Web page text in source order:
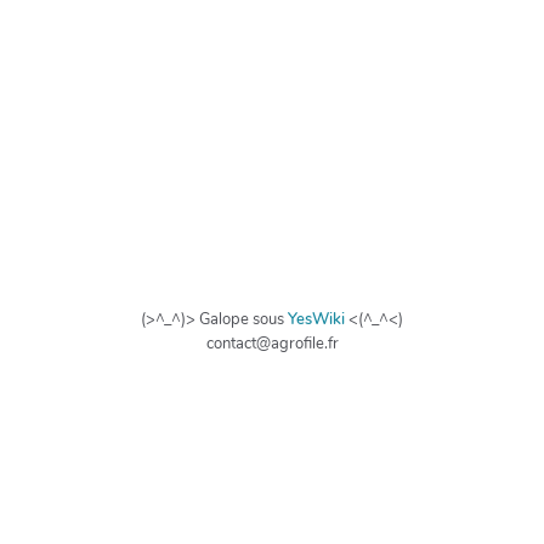
(>^_^)> Galope sousYesWiki<(^_^<)
contact@agrofile.fr